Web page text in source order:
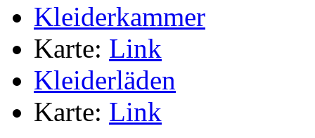
Kleiderkammer
Karte: Link
Kleiderläden
Karte: Link